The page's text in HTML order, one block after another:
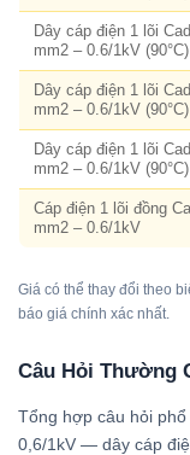
Dây cáp điện 1 lõi
mm2 – 0.6/1kV (90°C)
Dây cáp điện 1 lõi
mm2 – 0.6/1kV (90°C)
Dây cáp điện 1 lõi
mm2 – 0.6/1kV (90°C)
Cáp điện 1 lõi đồng
mm2 – 0.6/1kV
Giá có thể thay đổi theo
báo giá chính xác nhất.
Câu Hỏi Thường
Tổng hợp câu hỏi phổ
0,6/1kV — dây cáp